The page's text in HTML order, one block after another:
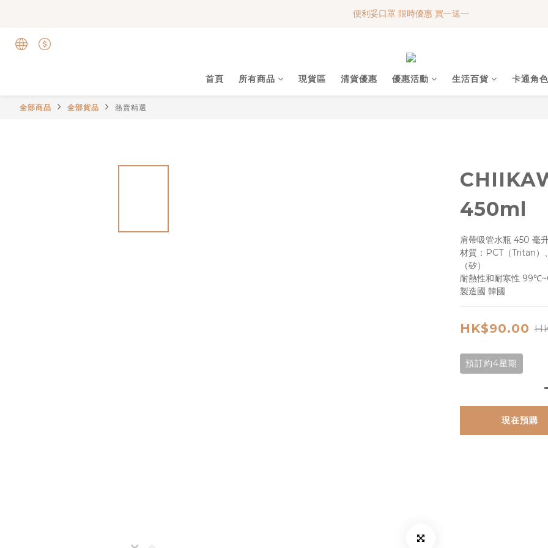
便利妥口罩 限時優惠 買一送一
便利妥口罩 限時優惠 買一送一
首頁
所有商品 現貨區 清貨優惠 優惠活動 生活百貨 卡通角色
全部商品 全部貨品 熱賣精選
450ml
肩帶吸管水瓶 450 毫
材質：PCT（Tritan）
（矽）
耐熱性和耐寒性
製造國 韓國
HK$90.00
預訂約4星期
現在預購